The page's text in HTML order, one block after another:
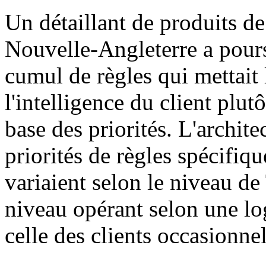
Un détaillant de produits
Nouvelle-Angleterre a
cumul de règles qui
l'intelligence du client
base des priorités.
priorités de règles
variaient selon le niveau
niveau opérant selon une
celle des clients